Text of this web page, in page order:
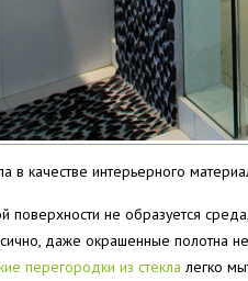
в качестве интерьерного
поверхности не образуется
даже окрашенные полотна
перегородки из стекла легко